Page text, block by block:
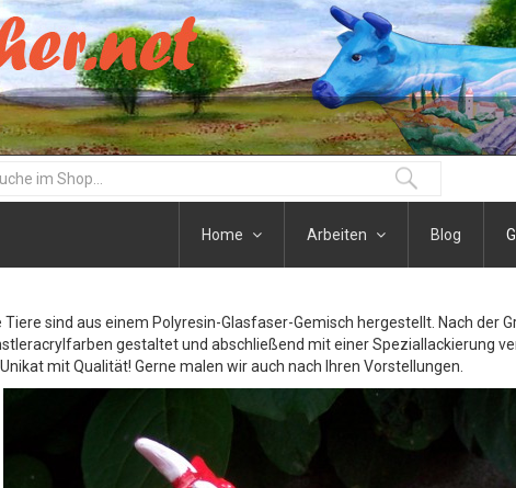
Home Arbeiten Blog
Tiere sind aus einem Polyresin-Glasfaser-Gemisch hergestellt. Nach der
gestaltet und abschließend mit einer Speziallackierung
Unikat mit Qualität! Gerne malen wir auch nach Ihren Vorstellungen.